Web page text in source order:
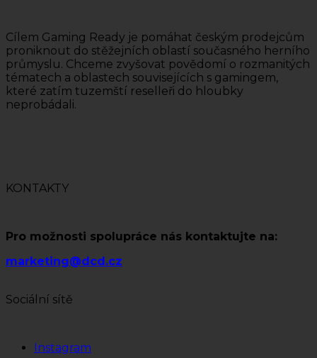
Cílem Gaming Ready je pomáhat českým prodejcům
proniknout do stěžejních oblastí současného herního
průmyslu. Chceme zvyšovat povědomí o rozmanitých
tématech a oblastech souvisejících s gamingem,
které zatím tuzemští reselleři do hloubky
neprobádali.
KONTAKTY
Pro možnosti spolupráce nás kontaktujte na:
marketing@dcd.cz
Sociální sítě
Instagram